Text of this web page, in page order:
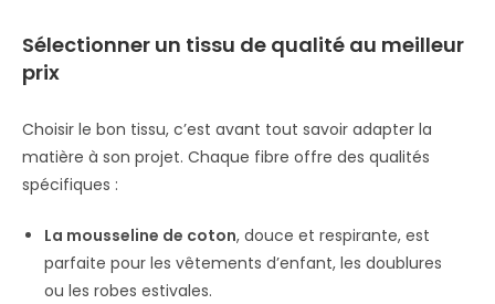
Sélectionner un tissu de qualité au meilleur
prix
Choisir le bon tissu, c’est avant tout savoir adapter la
matière à son projet. Chaque fibre offre des qualités
spécifiques :
La mousseline de coton, douce et respirante, est
parfaite pour les vêtements d’enfant, les doublures
ou les robes estivales.